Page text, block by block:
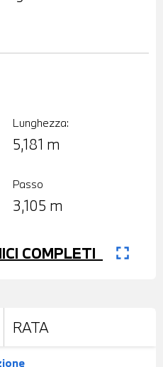
Lunghezza:
5,181 m
Passo
3,105 m
COMPLETI fullscreen
RATA